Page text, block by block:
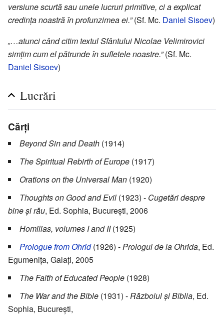
versiune scurtă sau unele lucruri primitive, ci a explicat
credința noastră în profunzimea ei.”(Sf. Mc. Daniel Sisoev)
„…atunci când citim textul Sfântului Nicolae Velimirovici
simțim cum el pătrunde în sufletele noastre.”(Sf. Mc.
Daniel Sisoev)
Lucrări
Cărți
Beyond Sin and Death (1914)
The Spiritual Rebirth of Europe (1917)
Orations on the Universal Man (1920)
Thoughts on Good and Evil (1923) - Cugetări despre
bine și rău, Ed. Sophia, București, 2006
Homilias, volumes I and II(1925)
Prologue from Ohrid(1926) -Prologul de la Ohrida, Ed.
Egumenița, Galați, 2005
The Faith of Educated People (1928)
The War and the Bible (1931) -Războiul și Biblia, Ed.
Sophia, București,